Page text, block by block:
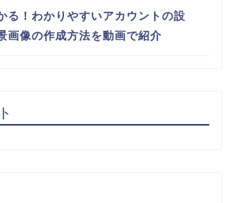
る！わかりやすいアカウントの設
像の作成方法を動画で紹介